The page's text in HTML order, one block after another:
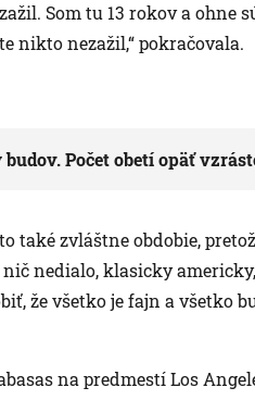
Som tu 13 rokov a ohne
nikto nezažil,“ pokračovala.
Počet obetí opäť
také zvláštne obdobie,
nedialo, klasicky
že všetko je fajn a všetko
na predmestí Los